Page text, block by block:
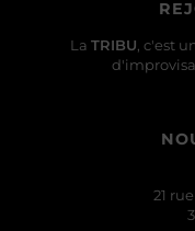
La TRIBU , c'est
21